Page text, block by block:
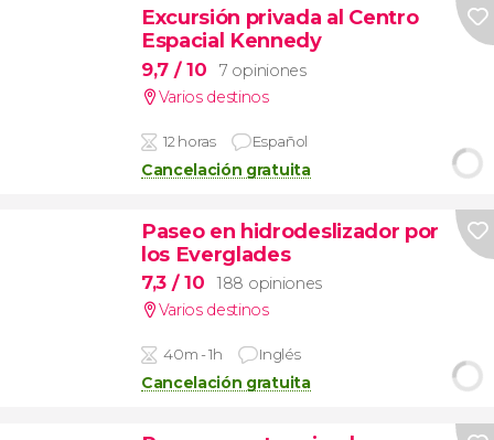
Excursión privada al Centro
Espacial Kennedy
9,7 / 10
7 opiniones
Varios destinos
12 horas Español
Cancelación gratuita
Paseo en hidrodeslizador por
los Everglades
7,3 / 10
188 opiniones
Varios destinos
40m - 1h Inglés
Cancelación gratuita